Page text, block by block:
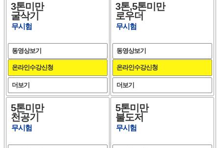
3톤미만
굴삭기
무시험
더보기
온라인수강신청
동영상보기
3톤,5톤미만
로우더
무시험
더보기
온라인수강신청
동영상보기
5톤미만
천공기
무시험
5톤미만
불도저
무시험